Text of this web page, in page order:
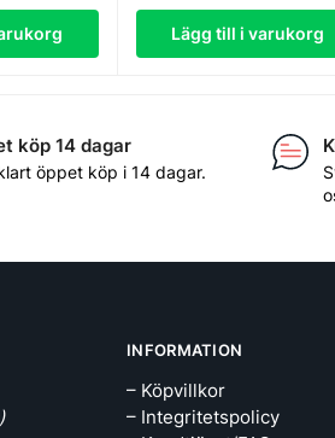
Lägg till i varukorg
köp 14 dagar
öppet köp i 14 dagar.
INFORMATION
– Köpvillkor
– Integritetspolicy